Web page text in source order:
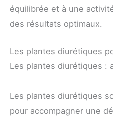
équilibrée et à une
des résultats optimaux.
Les plantes diurétiques
Les plantes diurétiques :
Les plantes diurétiques
pour accompagner une